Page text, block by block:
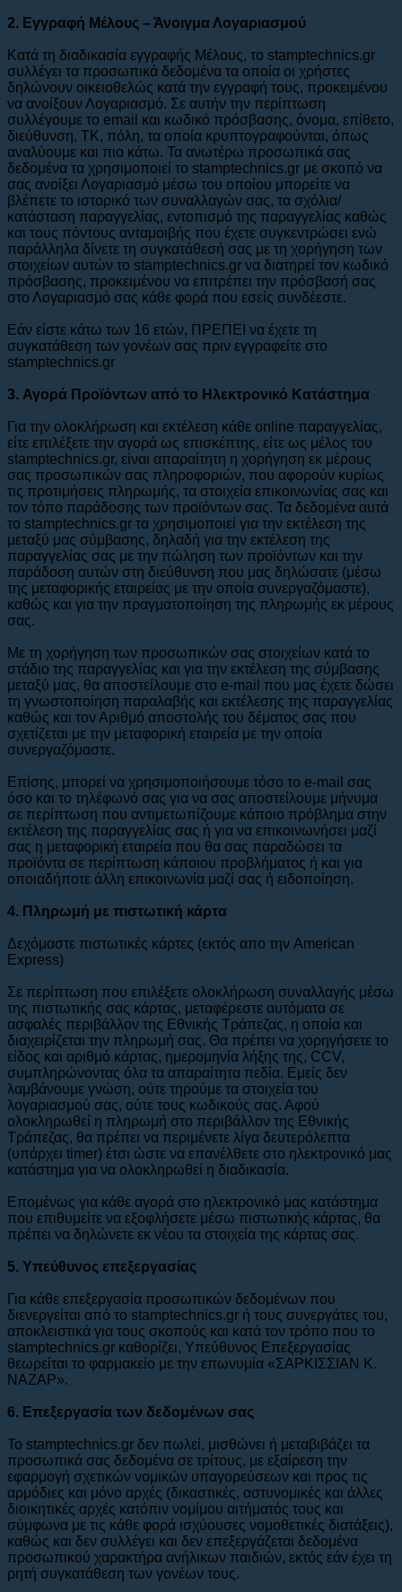
2. Εγγραφή Μέλους – Άνοιγμα Λογαριασμού
Κατά τη διαδικασία εγγραφής Μέλους, το stamptechnics.gr
συλλέγει τα προσωπικά δεδομένα τα οποία οι χρήστες
δηλώνουν οικειοθελώς κατά την εγγραφή τους, προκειμένου
να ανοίξουν Λογαριασμό. Σε αυτήν την περίπτωση
συλλέγουμε το email και κωδικό πρόσβασης, όνομα, επίθετο,
διεύθυνση, ΤΚ, πόλη, τα οποία κρυπτογραφούνται, όπως
αναλύουμε και πιο κάτω. Τα ανωτέρω προσωπικά σας
δεδομένα τα χρησιμοποιεί το stamptechnics.gr με σκοπό να
σας ανοίξει Λογαριασμό μέσω του οποίου μπορείτε να
βλέπετε το ιστορικό των συναλλαγών σας, τα σχόλια/
κατάσταση παραγγελίας, εντοπισμό της παραγγελίας καθώς
και τους πόντους ανταμοιβής που έχετε συγκεντρώσει ενώ
παράλληλα δίνετε τη συγκατάθεσή σας με τη χορήγηση των
στοιχείων αυτών το stamptechnics.gr να διατηρεί τον κωδικό
πρόσβασης, προκειμένου να επιτρέπει την πρόσβασή σας
στο Λογαριασμό σας κάθε φορά που εσείς συνδέεστε.
Εάν είστε κάτω των 16 ετών, ΠΡΕΠΕΙ να έχετε τη
συγκατάθεση των γονέων σας πριν εγγραφείτε στο
stamptechnics.gr
3. Αγορά Προϊόντων από το Ηλεκτρονικό Κατάστημα
Για την ολοκλήρωση και εκτέλεση κάθε οnline παραγγελίας,
είτε επιλέξετε την αγορά ως επισκέπτης, είτε ως μέλος του
stamptechnics.gr, είναι απαραίτητη η χορήγηση εκ μέρους
σας προσωπικών σας πληροφοριών, που αφορούν κυρίως
τις προτιμήσεις πληρωμής, τα στοιχεία επικοινωνίας σας και
τον τόπο παράδοσης των προϊόντων σας. Τα δεδομένα αυτά
το stamptechnics.gr τα χρησιμοποιεί για την εκτέλεση της
μεταξύ μας σύμβασης, δηλαδή για την εκτέλεση της
παραγγελίας σας με την πώληση των προϊόντων και την
παράδοση αυτών στη διεύθυνση που μας δηλώσατε (μέσω
της μεταφορικής εταιρείας με την οποία συνεργαζόμαστε),
καθώς και για την πραγματοποίηση της πληρωμής εκ μέρους
σας.
Με τη χορήγηση των προσωπικών σας στοιχείων κατά το
στάδιο της παραγγελίας και για την εκτέλεση της σύμβασης
μεταξύ μας, θα αποστείλουμε στο e-mail που μας έχετε δώσει
τη γνωστοποίηση παραλαβής και εκτέλεσης της παραγγελίας
καθώς και τον Αριθμό αποστολής του δέματος σας που
σχετίζεται με την μεταφορική εταιρεία με την οποία
συνεργαζόμαστε.
Επίσης, μπορεί να χρησιμοποιήσουμε τόσο το e-mail σας
όσο και το τηλέφωνό σας για να σας αποστείλουμε μήνυμα
σε περίπτωση που αντιμετωπίζουμε κάποιο πρόβλημα στην
εκτέλεση της παραγγελίας σας ή για να επικοινωνήσει μαζί
σας η μεταφορική εταιρεία που θα σας παραδώσει τα
προϊόντα σε περίπτωση κάποιου προβλήματος ή και για
οποιαδήποτε άλλη επικοινωνία μαζί σας ή ειδοποίηση.
4. Πληρωμή με πιστωτική κάρτα
Δεχόμαστε πιστωτικές κάρτες (εκτός απο την American
Express)
Σε περίπτωση που επιλέξετε ολοκλήρωση συναλλαγής μέσω
της πιστωτικής σας κάρτας, μεταφέρεστε αυτόματα σε
ασφαλές περιβάλλον της Εθνικής Τράπεζας, η οποία και
διαχειρίζεται την πληρωμή σας. Θα πρέπει να χορηγήσετε το
είδος και αριθμό κάρτας, ημερομηνία λήξης της, CCV,
συμπληρώνοντας όλα τα απαραίτητα πεδία. Εμείς δεν
λαμβάνουμε γνώση, ούτε τηρούμε τα στοιχεία του
λογαριασμού σας, ούτε τους κωδικούς σας. Αφού
ολοκληρωθεί η πληρωμή στο περιβάλλον της Εθνικής
Τράπεζας, θα πρέπει να περιμένετε λίγα δευτερόλεπτα
(υπάρχει timer) έτσι ώστε να επανέλθετε στο ηλεκτρονικό μας
κατάστημα για να ολοκληρωθεί η διαδικασία.
Επομένως για κάθε αγορά στο ηλεκτρονικό μας κατάστημα
που επιθυμείτε να εξοφλήσετε μέσω πιστωτικής κάρτας, θα
πρέπει να δηλώνετε εκ νέου τα στοιχεία της κάρτας σας.
5. Υπεύθυνος επεξεργασίας
Για κάθε επεξεργασία προσωπικών δεδομένων που
διενεργείται από το stamptechnics.gr ή τους συνεργάτες του,
αποκλειστικά για τους σκοπούς και κατά τον τρόπο που το
stamptechnics.gr καθορίζει, Υπεύθυνος Επεξεργασίας
θεωρείται το φαρμακείο με την επωνυμία «ΣΑΡΚΙΣΣΙΑΝ Κ.
ΝΑΖΑΡ».
6. Eπεξεργασία των δεδομένων σας
To stamptechnics.gr δεν πωλεί, μισθώνει ή μεταβιβάζει τα
προσωπικά σας δεδομένα σε τρίτους, με εξαίρεση την
εφαρμογή σχετικών νομικών υπαγορεύσεων και προς τις
αρμόδιες και μόνο αρχές (δικαστικές, αστυνομικές και άλλες
διοικητικές αρχές κατόπιν νομίμου αιτήματός τους και
σύμφωνα με τις κάθε φορά ισχύουσες νομοθετικές διατάξεις),
καθώς και δεν συλλέγει και δεν επεξεργάζεται δεδομένα
προσωπικού χαρακτήρα ανήλικων παιδιών, εκτός εάν έχει τη
ρητή συγκατάθεση των γονέων τους.